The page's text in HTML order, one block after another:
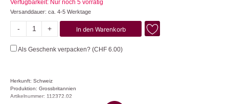
Verfügbarkeit: Nur noch 5 vorrätig
Versanddauer: ca. 4-5 Werktage
-
Ho!
+ In den Warenkorb
Als Geschenk verpacken? (CHF 6.00)
Herkunft: Schweiz
Produktion: Grossbritannien
Artikelnummer: 112372.02